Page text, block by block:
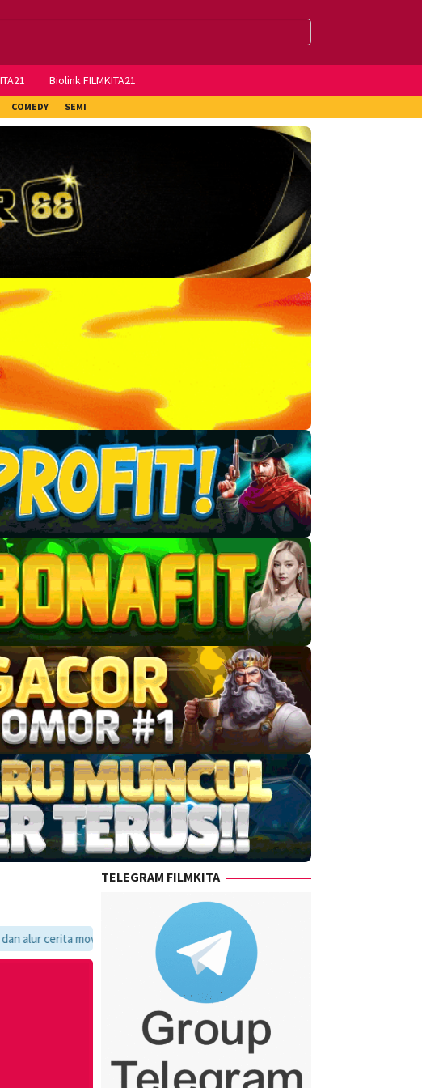
Biolink FILMKITA21
COMEDY SEMI
movie favoritmu dalam satu tempat yang praktis dan update setiap hari.
TELEGRAM FILMKITA